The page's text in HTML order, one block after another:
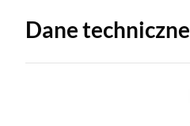
Dane techniczne